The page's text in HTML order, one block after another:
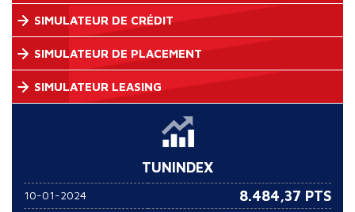
SIMULATEUR DE CRÉDIT
SIMULATEUR DE PLACEMENT
SIMULATEUR LEASING
TUNINDEX
10-01-2024 8.484,37 PTS